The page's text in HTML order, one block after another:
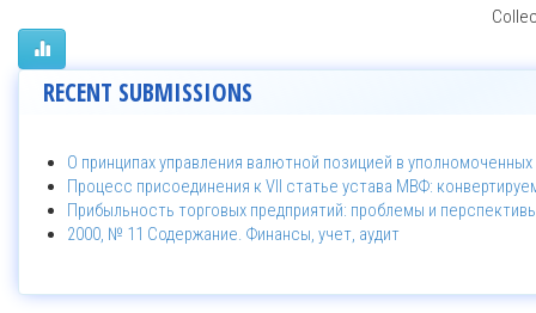
RECENT SUBMISSIONS
О принципах управления валютной позицией в уполномоченных
Процесс присоединения к VII статье устава МВФ:
Прибыльность торговых предприятий: проблемы и
2000, № 11 Содержание. Финансы, учет, аудит